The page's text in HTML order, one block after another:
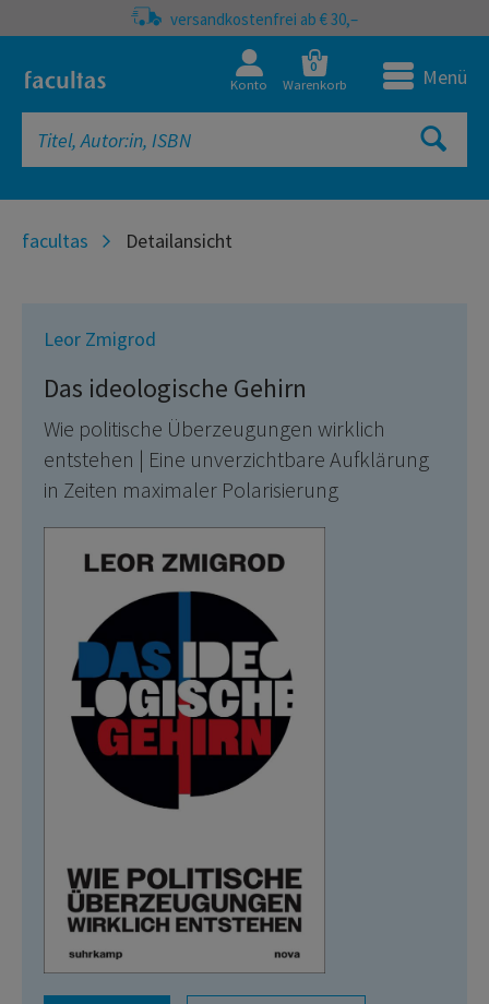
versandkostenfrei ab € 30,–
Konto
0
Warenkorb Menü
facultas Detailansicht
Leor Zmigrod
Das ideologische Gehirn
Wie politische Überzeugungen wirklich
entstehen | Eine unverzichtbare Aufklärung
in Zeiten maximaler Polarisierung